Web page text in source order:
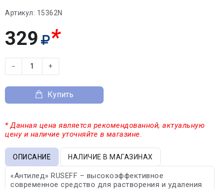
Артикул: 15362N
329 *
− +
Купить
* Данная цена является рекомендованной, актуальную
цену и наличие уточняйте в магазине.
ОПИСАНИЕ НАЛИЧИЕ В МАГАЗИНАХ
«Антилед» RUSEFF – высокоэффективное
современное средство для растворения и удаления